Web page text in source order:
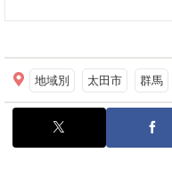
地域別 太田市 群馬